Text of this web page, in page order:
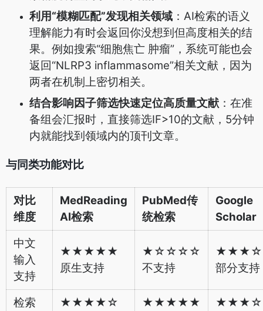
利用“模糊匹配”发现相关领域 ：AI检索的语义
理解能力有时会返回你没想到但高度相关的结
果。例如搜索“细胞焦亡 肿瘤”，系统可能也会
返回“NLRP3 inflammasome”相关文献，因为
两者在机制上密切相关。
结合影响因子筛选快速定位高质量文献 ：在准
备组会汇报时，直接筛选IF>10的文献，5分钟
内就能找到领域内的顶刊文章。
与同类功能对比
对比
维度
MedReading
AI检索
PubMed传
统检索
Google
Scholar
中文
输入
支持
★★★★★
原生支持
★☆☆☆☆
不支持
部分支持
检索 ★★★★☆ ★★★★★